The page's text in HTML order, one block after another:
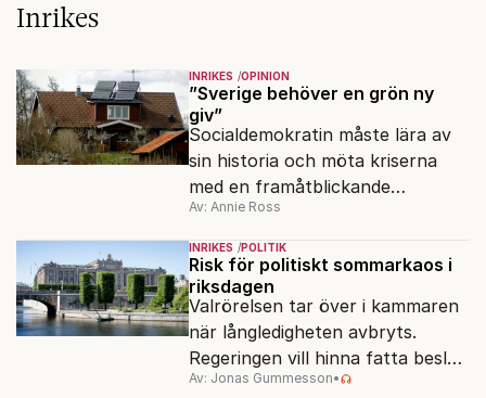
Inrikes
INRIKES OPINION
”Sverige behöver en grön ny
giv”
Socialdemokratin måste lära av
sin historia och möta kriserna
med en framåtblickande
strukturpolitik för att göra
Sverige långsiktigt hållbart,
jämlikt och kriståligt.
Av: Annie Ross
INRIKES POLITIK
Risk för politiskt sommarkaos i
riksdagen
Valrörelsen tar över i kammaren
när långledigheten avbryts.
Regeringen vill hinna fatta beslut
före valet – men oppositionen
Av: Jonas Gummesson•